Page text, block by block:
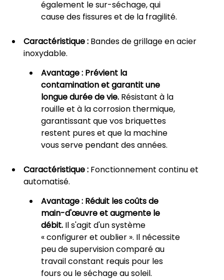
également le sur-séchage, qui
cause des fissures et de la fragilité.
Caractéristique : Bandes de grillage en acier
inoxydable.
Avantage : Prévient la
contamination et garantit une
longue durée de vie. Résistant à la
rouille et à la corrosion thermique,
garantissant que vos briquettes
restent pures et que la machine
vous serve pendant des années.
Caractéristique : Fonctionnement continu et
automatisé.
Avantage : Réduit les coûts de
main-d'œuvre et augmente le
débit. Il s'agit d'un système
« configurer et oublier ». Il nécessite
peu de supervision comparé au
travail constant requis pour les
fours ou le séchage au soleil.